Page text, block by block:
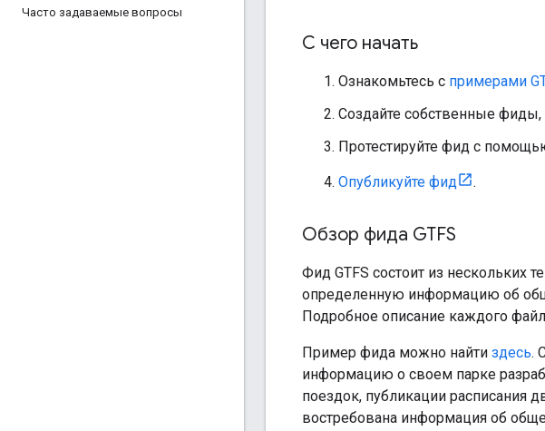
Часто задаваемые вопросы
С чего начать
Ознакомьтесь с примерами
Создайте собственные фиды,
Протестируйте фид с
Опубликуйте фид .
Обзор фида GTFS
Фид GTFS состоит из нескольких
определенную информацию об
Подробное описание каждого
Пример фида можно найти здесь.
информацию о своем парке
поездок, публикации расписания
востребована информация об